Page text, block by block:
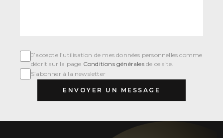
J’accepte l’utilisation de mes données personnelles comme
décrit sur la page Conditions généralesde ce site.
S’abonner à la newsletter
ENVOYER UN MESSAGE